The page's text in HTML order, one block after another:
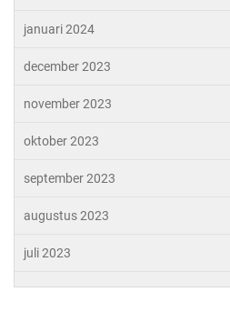
januari 2024
december 2023
november 2023
oktober 2023
september 2023
augustus 2023
juli 2023